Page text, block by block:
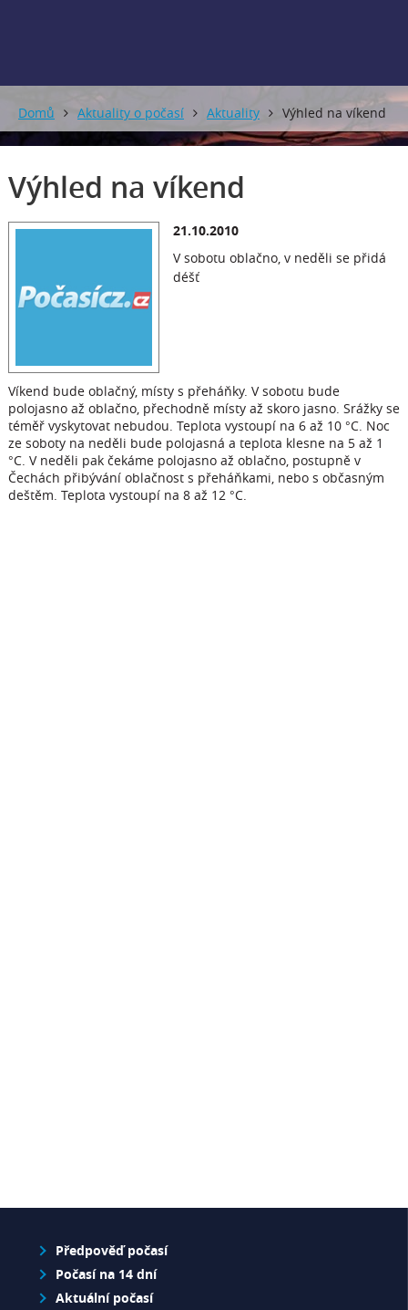
Domů Aktuality o počasí Aktuality Výhled na víkend
Výhled na víkend
21.10.2010
V sobotu oblačno, v neděli se přidá
déšť
Víkend bude oblačný, místy s přeháňky. V sobotu bude
polojasno až oblačno, přechodně místy až skoro jasno. Srážky se
téměř vyskytovat nebudou. Teplota vystoupí na 6 až 10 °C. Noc
ze soboty na neděli bude polojasná a teplota klesne na 5 až 1
°C. V neděli pak čekáme polojasno až oblačno, postupně v
Čechách přibývání oblačnost s přeháňkami, nebo s občasným
deštěm. Teplota vystoupí na 8 až 12 °C.
Předpověď počasí
Počasí na 14 dní
Aktuální počasí